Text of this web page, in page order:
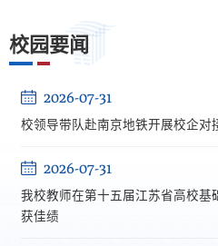
校园要闻
2026-07-31
校领导带队赴南京地铁开展校企对
2026-07-31
我校教师在第十五届江苏省高校基
获佳绩